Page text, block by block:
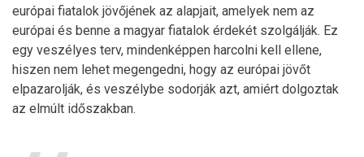
európai fiatalok jövőjének az alapjait, amelyek nem az
európai és benne a magyar fiatalok érdekét szolgálják. Ez
egy veszélyes terv, mindenképpen harcolni kell ellene,
hiszen nem lehet megengedni, hogy az európai jövőt
elpazarolják, és veszélybe sodorják azt, amiért dolgoztak
az elmúlt időszakban.